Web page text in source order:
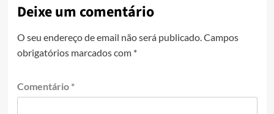
Deixe um comentário
O seu endereço de email não será publicado. Campos
obrigatórios marcados com *
Comentário *